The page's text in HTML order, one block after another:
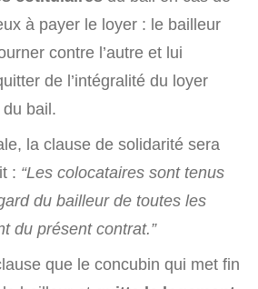
à payer le loyer : le bailleur
contre l’autre et lui
de l’intégralité du loyer
du bail.
la clause de solidarité sera
: “Les colocataires sont tenus
du bailleur de toutes les
du présent contrat.”
que le concubin qui met fin